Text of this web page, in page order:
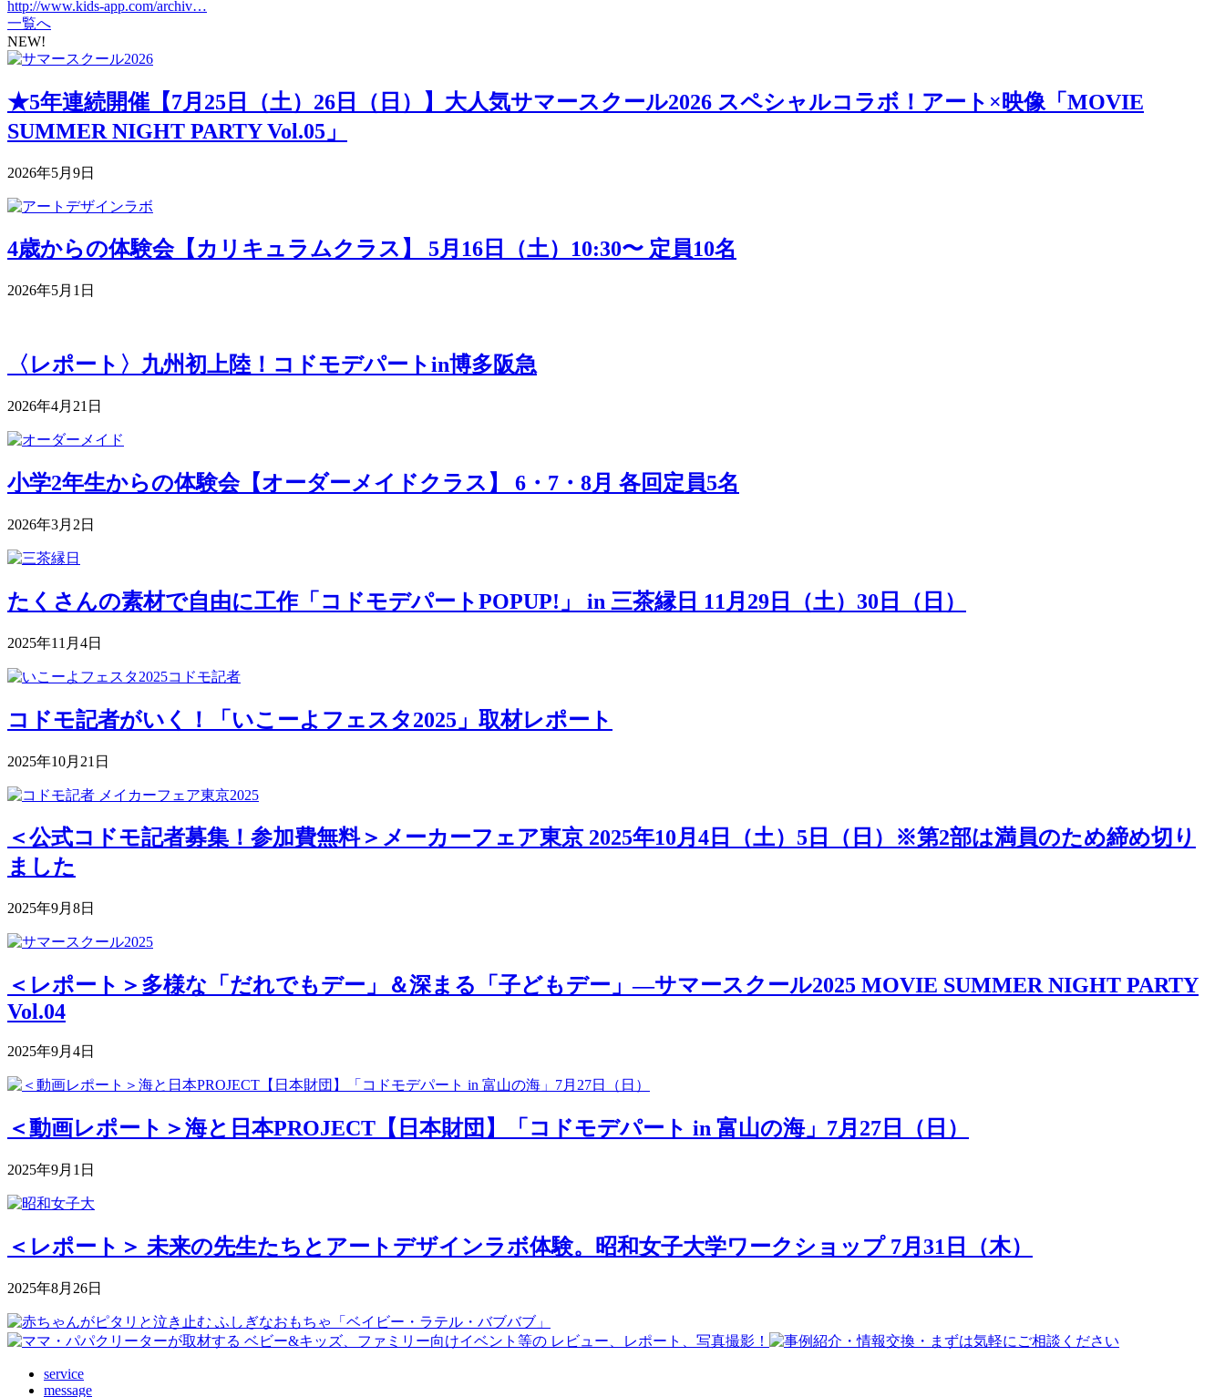
http://www.kids-app.com/archiv…
一覧へ
NEW!
★5年連続開催【7月25日（土）26日（日）】大人気サマースクール2026 スペシャルコラボ！アート×映像「MOVIE
SUMMER NIGHT PARTY Vol.05」
2026年5月9日
4歳からの体験会【カリキュラムクラス】 5月16日（土）10:30〜 定員10名
2026年5月1日
〈レポート〉九州初上陸！コドモデパートin博多阪急
2026年4月21日
小学2年生からの体験会【オーダーメイドクラス】 6・7・8月 各回定員5名
2026年3月2日
たくさんの素材で自由に工作「コドモデパートPOPUP!」 in 三茶縁日 11月29日（土）30日（日）
2025年11月4日
コドモ記者がいく！「いこーよフェスタ2025」取材レポート
2025年10月21日
＜公式コドモ記者募集！参加費無料＞メーカーフェア東京 2025年10月4日（土）5日（日）※第2部は満員のため締め切り
ました
2025年9月8日
＜レポート＞多様な「だれでもデー」＆深まる「子どもデー」―サマースクール2025 MOVIE SUMMER NIGHT PARTY
Vol.04
2025年9月4日
＜動画レポート＞海と日本PROJECT【日本財団】「コドモデパート in 富山の海」7月27日（日）
2025年9月1日
＜レポート＞ 未来の先生たちとアートデザインラボ体験。昭和女子大学ワークショップ 7月31日（木）
2025年8月26日
service
message